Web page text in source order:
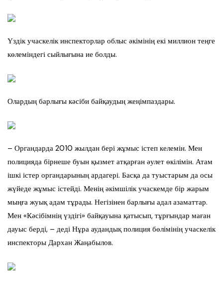
Үздік учаскелік инспекторлар облыс әкімінің екі миллион теңге
көлеміндегі сыйлығына ие болды.
Олардың барлығы кәсіби байқаудың жеңімпаздары.
– Органдарда 2010 жылдан бері жұмыс істеп келемін. Мен
полицияда бірнеше буын қызмет атқарған әулет өкілімін. Атам
ішкі істер органдарының ардагері. Басқа да туыстарым да осы
жүйеде жұмыс істейді. Менің әкімшілік учаскемде бір жарым
мыңға жуық адам тұрады. Негізінен барлығы адал азаматтар.
Мен «Кәсібімнің үздігі» байқауына қатысып, тұрғындар маған
дауыс берді, – деді Нұра аудандық полиция бөлімінің учаскелік
инспекторы Дархан Жаңабылов.